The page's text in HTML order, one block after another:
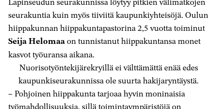
seurakuntia kuin myös tiiviitä kaupunkiyhteisöjä. Oulun
hiippakunnan hiippakuntapastorina 2,5 vuotta toiminut
Seija Helomaaon tunnistanut hiippakuntansa monet
kasvot työuransa aikana.
Nuorisotyöntekijärekryillä ei välttämättä enää edes
kaupunkiseurakunnissa ole suurta hakijaryntäystä.
– Pohjoinen hiippakunta tarjoaa hyvin moninaisia
työmahdollisuuksia, sillä toimintaympäristöjä on